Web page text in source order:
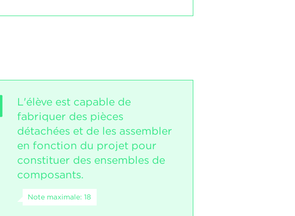
L'élève est capable de
fabriquer des pièces
détachées et de les assembler
en fonction du projet pour
constituer des ensembles de
composants.
Note maximale: 18